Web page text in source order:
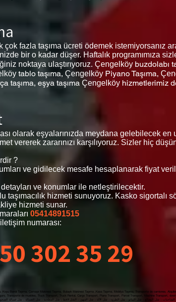
fazla taşıma ücreti ödemek istemiyorsanız
bir o kadar düşer. Haftalık programımıza
noktaya ulaştırıyoruz. Çengelköy buzdolabı
tablo taşıma, Çengelköy Piyano Taşıma,
taşıma, eşya taşıma Çengelköy hizmetlerimiz
olarak eşyalarınızda meydana gelebilecek en
vererek zararınızı karşılıyoruz. Sizler hiç
?
ve gidilecek mesafe hesaplanarak fiyat
ve konumlar ile netleştirilecektir.
taşımacılık hizmeti sunuyoruz. Kasko sigortalı
hizmeti sunar.
05414891515
numarası:
302 35 29
Bandı Taşıma, Çamaşır Makinesi Taşıma, Bulaşık Makinesi Taşıma ,Kasa Taşıma, Mobilya Taşıma, Transporte de camiones,
Transporte de muebles, Truck Transport, Truck Rental, Cargo Transport, Piano Transport, Parcel Transport, Machine Transport,